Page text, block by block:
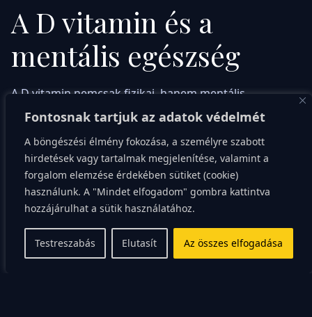
Fontosnak tartjuk az adatok védelmét
A böngészési élmény fokozása, a személyre szabott
hirdetések vagy tartalmak megjelenítése, valamint a
forgalom elemzése érdekében sütiket (cookie)
használunk. A "Mindet elfogadom" gombra kattintva
hozzájárulhat a sütik használatához.
Testreszabás Elutasít Az összes elfogadása
A D vitamin és a
mentális egészség
A D vitamin nemcsak fizikai, hanem mentális
egészségünket is befolyásolja. Kutatások szerint
mentális egészségi problémák, például a depresszió
között.
Ezenkívül néhány kutatás szerint a D vitamin hiánya
összefüggésben áll az Alzheimer-kór és más
demenciás megbetegedések kialakulásának